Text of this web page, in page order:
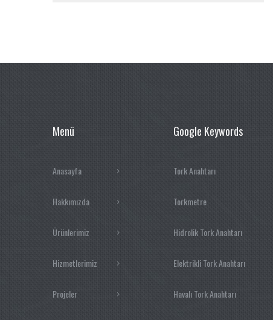
Menü
Anasayfa
Hakkımızda
Ürünlerimiz
Hizmetlerimiz
Projeler
Google Keywords
Tork Anahtarı
Torkmetre
Hidrolik Tork Anahtarı
Elektrikli Tork Anahtarı
Havalı Tork Anahtarı